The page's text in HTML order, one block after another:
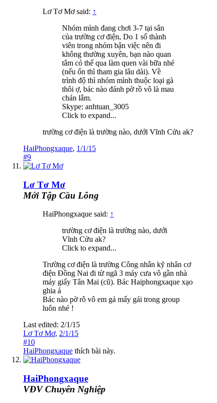
Lơ Tơ Mơ said: ↑
Nhóm mình đang chơi 3-7 tại sân
của trường cơ điện, Do 1 số thành
viên trong nhóm bận việc nên đi
không thường xuyên, bạn nào quan
tâm có thể qua làm quen vài bữa nhé
(nếu ổn thì tham gia lâu dài). Về
trình độ thì nhóm mình thuộc loại gà
thôi ợ, bác nào đánh pờ rồ vô là mau
chán lắm.
Skype: anhtuan_3005
Click to expand...
trường cơ điện là trường nào, dưới Vĩnh Cửu ak?
HaiPhongxaque, 1/1/15
#9
Lơ Tơ Mơ
Mới Tập Cầu Lông
HaiPhongxaque said: ↑
trường cơ điện là trường nào, dưới
Vĩnh Cửu ak?
Click to expand...
Trường cơ điện là trường Công nhân kỹ nhân cơ
điện Đồng Nai đi từ ngã 3 máy cưa vô gần nhà
máy giấy Tân Mai (cũ). Bác Haiphongxaque xạo
ghia á
Bác nào pờ rô vô em gả mấy gái trong group
luôn nhé !
Last edited: 2/1/15
Lơ Tơ Mơ, 2/1/15
#10
HaiPhongxaque thích bài này.
HaiPhongxaque
VĐV Chuyên Nghiệp